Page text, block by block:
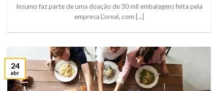
Insumo faz parte de uma doação de 30 mil embalagens feita pela
empresa L’oreal, com [...]
24
abr